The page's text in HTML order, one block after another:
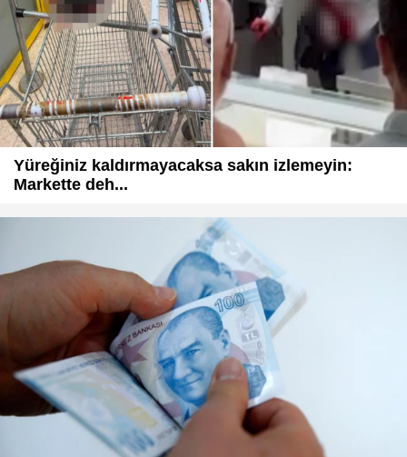
Yüreğiniz kaldırmayacaksa sakın izlemeyin:
Markette deh...